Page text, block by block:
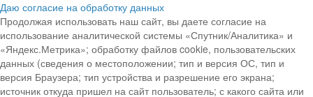
Даю согласие на обработку данных
Продолжая использовать наш сайт, вы даете согласие на
использование аналитической системы «Спутник/Аналитика» и
«Яндекс.Метрика»; обработку файлов cookie, пользовательских
данных (сведения о местоположении; тип и версия ОС, тип и
версия Браузера; тип устройства и разрешение его экрана;
источник откуда пришел на сайт пользователь; с какого сайта или